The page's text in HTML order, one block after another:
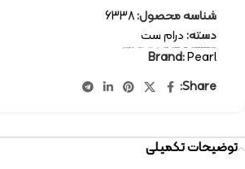
شناسه محصول:6338
دسته:درام ست
برچسب: drum drum set Pearl percussion-instruments پرل درام درام ست سازهای کوبه ای
Brand:Pearl
Share:
توضیحات تکمیلی